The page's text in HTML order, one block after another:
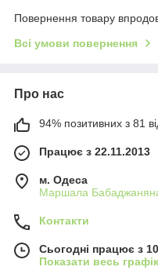
Повернення товару
Всі умови повернення
Про нас
94% позитивних з 81
Працює з 22.11.2013
м. Одеса
Маршала
Контакти
Сьогодні працює з
Показати весь